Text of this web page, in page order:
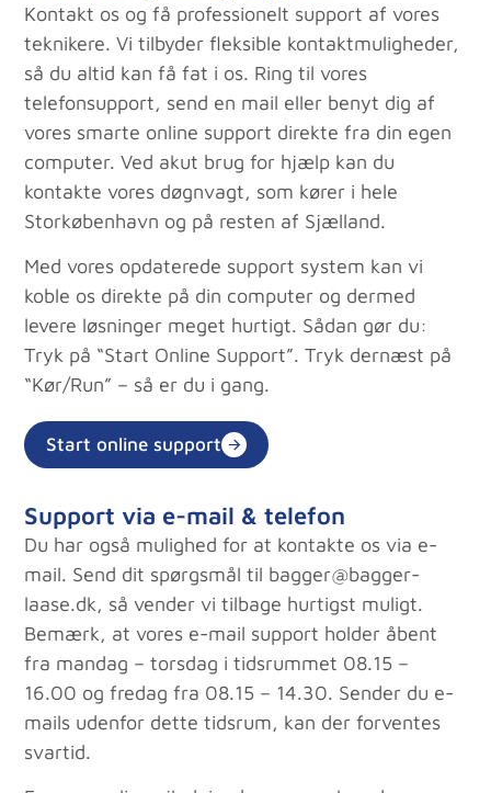
Kontakt os og få professionelt support af vores
teknikere. Vi tilbyder fleksible kontaktmuligheder,
så du altid kan få fat i os. Ring til vores
telefonsupport, send en mail eller benyt dig af
vores smarte online support direkte fra din egen
computer. Ved akut brug for hjælp kan du
kontakte vores døgnvagt, som kører i hele
Storkøbenhavn og på resten af Sjælland.
Med vores opdaterede support system kan vi
koble os direkte på din computer og dermed
levere løsninger meget hurtigt. Sådan gør du:
Tryk på “Start Online Support”. Tryk dernæst på
“Kør/Run” – så er du i gang.
Start online support
Support via e-mail & telefon
Du har også mulighed for at kontakte os via e-
mail. Send dit spørgsmål til bagger@bagger-
laase.dk, så vender vi tilbage hurtigst muligt.
Bemærk, at vores e-mail support holder åbent
fra mandag – torsdag i tidsrummet 08.15 –
16.00 og fredag fra 08.15 – 14.30. Sender du e-
mails udenfor dette tidsrum, kan der forventes
svartid.